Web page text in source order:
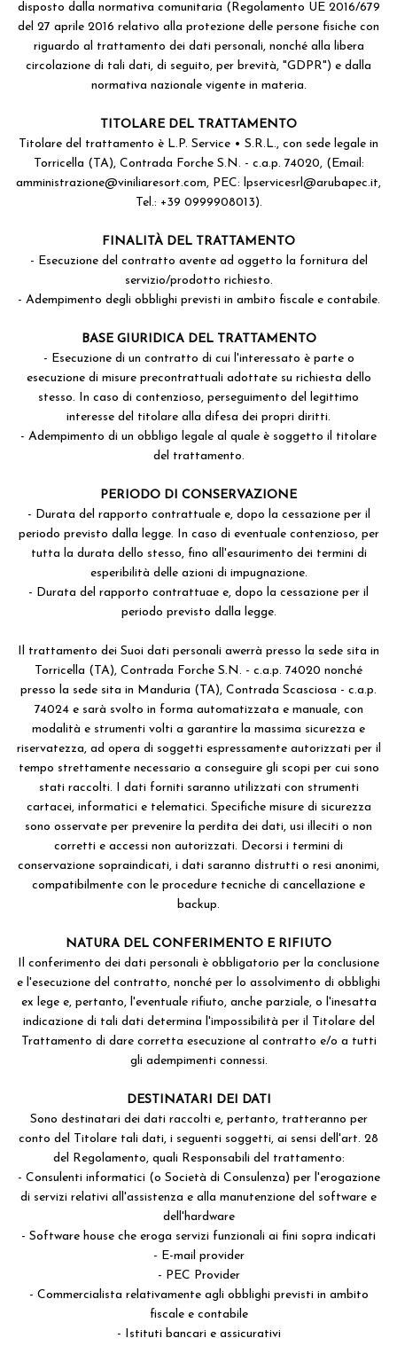
disposto dalla normativa comunitaria (Regolamento UE 2016/679
del 27 aprile 2016 relativo alla protezione delle persone fisiche con
riguardo al trattamento dei dati personali, nonché alla libera
circolazione di tali dati, di seguito, per brevità, "GDPR") e dalla
normativa nazionale vigente in materia.
TITOLARE DEL TRATTAMENTO
Titolare del trattamento è L.P. Service • S.R.L., con sede legale in
Torricella (TA), Contrada Forche S.N. - c.a.p. 74020, (Email:
amministrazione@viniliaresort.com, PEC: lpservicesrl@arubapec.it,
Tel.: +39 0999908013).
FINALITÀ DEL TRATTAMENTO
- Esecuzione del contratto avente ad oggetto la fornitura del
servizio/prodotto richiesto.
- Adempimento degli obblighi previsti in ambito fiscale e contabile.
BASE GIURIDICA DEL TRATTAMENTO
- Esecuzione di un contratto di cui l'interessato è parte o
esecuzione di misure precontrattuali adottate su richiesta dello
stesso. In caso di contenzioso, perseguimento del legittimo
interesse del titolare alla difesa dei propri diritti.
- Adempimento di un obbligo legale al quale è soggetto il titolare
del trattamento.
PERIODO DI CONSERVAZIONE
- Durata del rapporto contrattuale e, dopo la cessazione per il
periodo previsto dalla legge. In caso di eventuale contenzioso, per
tutta la durata dello stesso, fino all'esaurimento dei termini di
esperibilità delle azioni di impugnazione.
- Durata del rapporto contrattuae e, dopo la cessazione per il
periodo previsto dalla legge.
Il trattamento dei Suoi dati personali awerrà presso la sede sita in
Torricella (TA), Contrada Forche S.N. - c.a.p. 74020 nonché
presso la sede sita in Manduria (TA), Contrada Scasciosa - c.a.p.
74024 e sarà svolto in forma automatizzata e manuale, con
modalità e strumenti volti a garantire la massima sicurezza e
riservatezza, ad opera di soggetti espressamente autorizzati per il
tempo strettamente necessario a conseguire gli scopi per cui sono
stati raccolti. I dati forniti saranno utilizzati con strumenti
cartacei, informatici e telematici. Specifiche misure di sicurezza
sono osservate per prevenire la perdita dei dati, usi illeciti o non
corretti e accessi non autorizzati. Decorsi i termini di
conservazione sopraindicati, i dati saranno distrutti o resi anonimi,
compatibilmente con le procedure tecniche di cancellazione e
backup.
NATURA DEL CONFERIMENTO E RIFIUTO
Il conferimento dei dati personali è obbligatorio per la conclusione
e l'esecuzione del contratto, nonché per lo assolvimento di obblighi
ex lege e, pertanto, l'eventuale rifiuto, anche parziale, o l'inesatta
indicazione di tali dati determina l'impossibilità per il Titolare del
Trattamento di dare corretta esecuzione al contratto e/o a tutti
gli adempimenti connessi.
DESTINATARI DEI DATI
Sono destinatari dei dati raccolti e, pertanto, tratteranno per
conto del Titolare tali dati, i seguenti soggetti, ai sensi dell'art. 28
del Regolamento, quali Responsabili del trattamento:
- Consulenti informatici (o Società di Consulenza) per l'erogazione
di servizi relativi all'assistenza e alla manutenzione del software e
dell'hardware
- Software house che eroga servizi funzionali ai fini sopra indicati
- E-mail provider
- PEC Provider
- Commercialista relativamente agli obblighi previsti in ambito
fiscale e contabile
- Istituti bancari e assicurativi